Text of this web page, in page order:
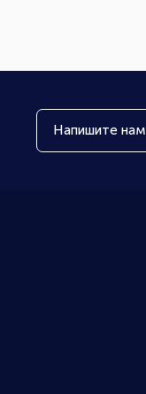
Напишите нам